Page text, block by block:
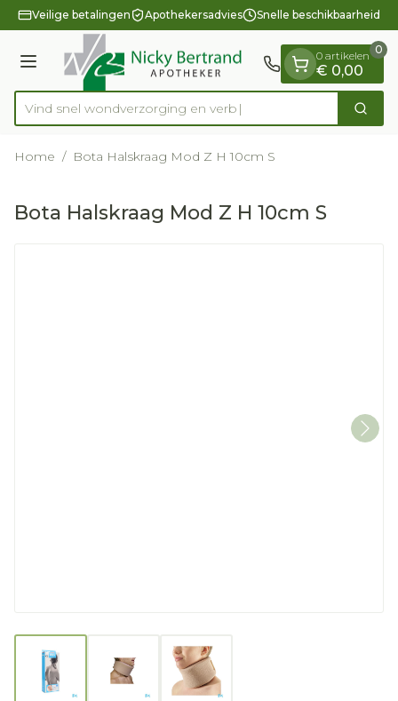
Ga naar de inhoud
1 van 1
Veilige betalingen Apothekersadvies Snelle beschikbaarheid
Menu
Product, merk, categorie...
Vind snel wondverzorging Zoek
0 artikelen
€ 0,00
0
Home / Bota Halskraag Mod Z H 10cm S
Bota Halskraag Mod Z H 10cm S
View larger imageView larger imageView larger image